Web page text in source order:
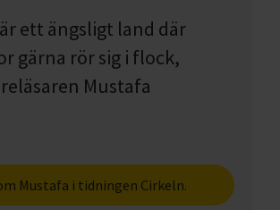
ett ängsligt land där
gärna rör sig i flock,
Mustafa
Mustafa i tidningen Cirkeln.